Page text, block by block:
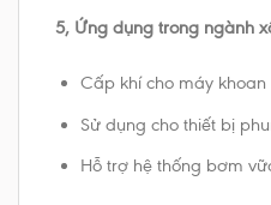
5, Ứng dụng trong ngành
Cấp khí cho máy khoan
Sử dụng cho thiết bị
Hỗ trợ hệ thống bơm